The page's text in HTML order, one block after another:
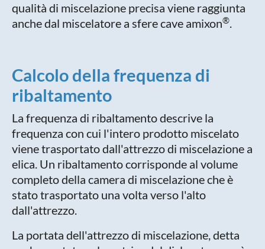
qualità di miscelazione precisa viene raggiunta
anche dal miscelatore a sfere cave amixon®.
Calcolo della frequenza di
ribaltamento
La frequenza di ribaltamento descrive la
frequenza con cui l'intero prodotto miscelato
viene trasportato dall'attrezzo di miscelazione a
elica. Un ribaltamento corrisponde al volume
completo della camera di miscelazione che è
stato trasportato una volta verso l'alto
dall'attrezzo.
La portata dell'attrezzo di miscelazione, detta